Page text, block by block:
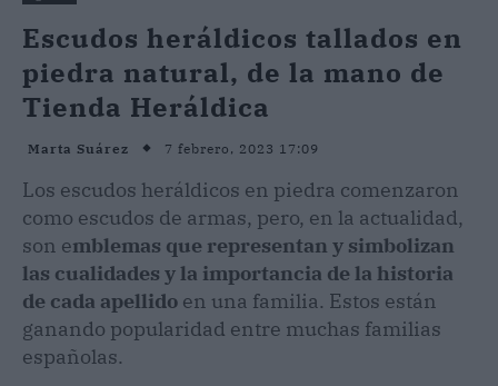
Escudos heráldicos tallados en
piedra natural, de la mano de
Tienda Heráldica
Marta Suárez 7 febrero, 2023 17:09
Los escudos heráldicos en piedra comenzaron
como escudos de armas, pero, en la actualidad,
son emblemas que representan y simbolizan
las cualidades y la importancia de la historia
de cada apellido en una familia. Estos están
ganando popularidad entre muchas familias
españolas.